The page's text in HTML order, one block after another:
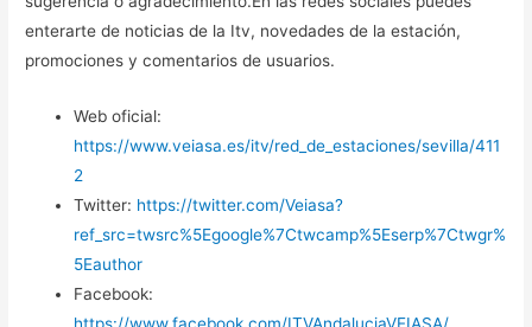
enterarte de noticias de la Itv, novedades de la estación,
promociones y comentarios de usuarios.
Web oficial:
https://www.veiasa.es/itv/red_de_estaciones/sevilla/411
2
Twitter: https://twitter.com/Veiasa?
ref_src=twsrc%5Egoogle%7Ctwcamp%5Eserp%7Ctwgr%
5Eauthor
Facebook: